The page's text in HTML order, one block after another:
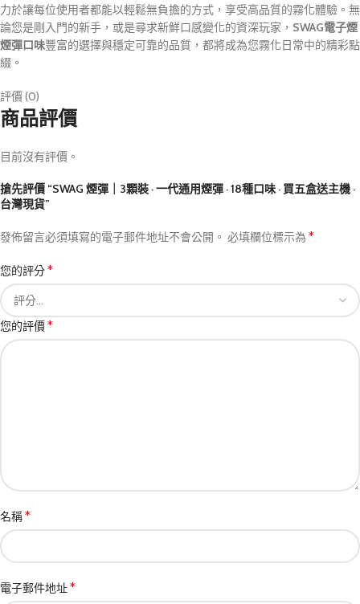
力於讓每位使用者都能以輕鬆無負擔的方式，享受高品質的霧化體驗。無
論您是剛入門的新手，或是尋求新鮮口感變化的資深玩家， SWAG電子煙
煙彈口味豐富的選擇與穩定可靠的品質，都將成為您霧化日常中的精彩點
綴。
評價 (0)
商品評價
目前沒有評價。
搶先評價 “SWAG 煙彈｜3顆裝 · 一代通用煙彈 · 18種口味 · 買五盒送主機 ·
台灣現貨”
發佈留言必須填寫的電子郵件地址不會公開。 必填欄位標示為 *
您的評分*
您的評價*
名稱*
電子郵件地址*